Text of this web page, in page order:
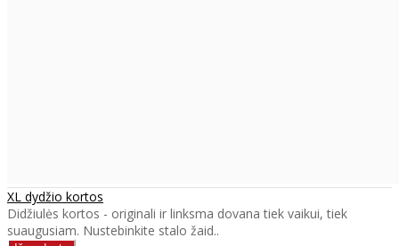
XL dydžio kortos
Didžiulės kortos - originali ir linksma dovana tiek vaikui, tiek
suaugusiam. Nustebinkite stalo žaid..